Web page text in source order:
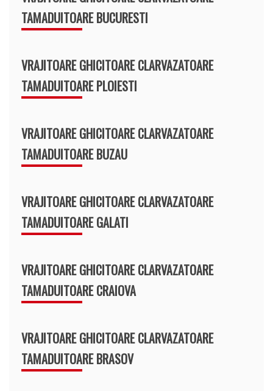
TAMADUITOARE BUCURESTI
VRAJITOARE GHICITOARE CLARVAZATOARE
TAMADUITOARE PLOIESTI
VRAJITOARE GHICITOARE CLARVAZATOARE
TAMADUITOARE BUZAU
VRAJITOARE GHICITOARE CLARVAZATOARE
TAMADUITOARE GALATI
VRAJITOARE GHICITOARE CLARVAZATOARE
TAMADUITOARE CRAIOVA
VRAJITOARE GHICITOARE CLARVAZATOARE
TAMADUITOARE BRASOV